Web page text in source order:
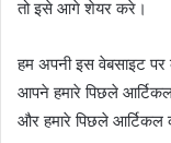
तो इसे आगे शेयर करे।
हम अपनी इस वेबसाइट
आपने हमारे पिछले
और हमारे पिछले